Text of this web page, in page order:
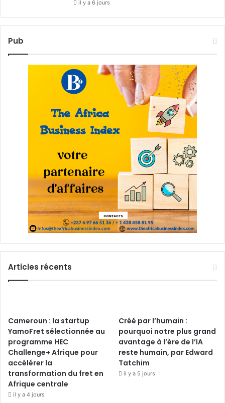
il y a 6 jours
Pub
Articles récents
Cameroun : la startup
YamoFret sélectionnée au
programme HEC
Challenge+ Afrique pour
accélérer la
transformation du fret en
Afrique centrale
il y a 4 jours
Créé par l’humain :
pourquoi notre plus grand
avantage à l’ère de l’IA
reste humain, par Edward
Tatchim
il y a 5 jours